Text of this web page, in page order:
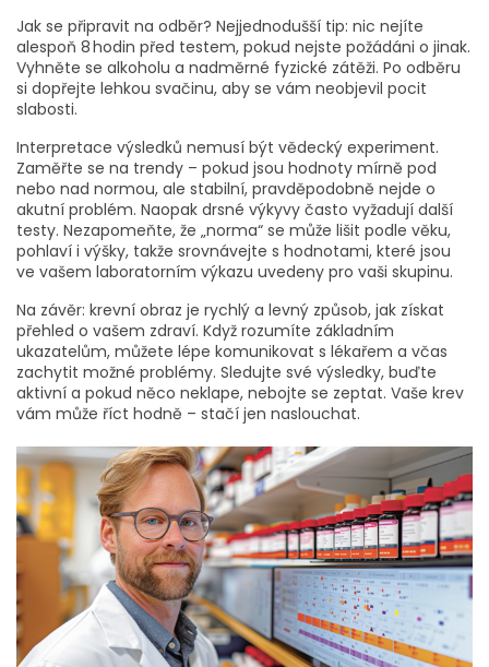
Jak se připravit na odběr? Nejjednodušší tip: nic nejíte
alespoň 8 hodin před testem, pokud nejste požádáni o jinak.
Vyhněte se alkoholu a nadměrné fyzické zátěži. Po odběru
si dopřejte lehkou svačinu, aby se vám neobjevil pocit
slabosti.
Interpretace výsledků nemusí být vědecký experiment.
Zaměřte se na trendy – pokud jsou hodnoty mírně pod
nebo nad normou, ale stabilní, pravděpodobně nejde o
akutní problém. Naopak drsné výkyvy často vyžadují další
testy. Nezapomeňte, že „norma“ se může lišit podle věku,
pohlaví i výšky, takže srovnávejte s hodnotami, které jsou
ve vašem laboratorním výkazu uvedeny pro vaši skupinu.
Na závěr: krevní obraz je rychlý a levný způsob, jak získat
přehled o vašem zdraví. Když rozumíte základním
ukazatelům, můžete lépe komunikovat s lékařem a včas
zachytit možné problémy. Sledujte své výsledky, buďte
aktivní a pokud něco neklape, nebojte se zeptat. Vaše krev
vám může říct hodně – stačí jen naslouchat.